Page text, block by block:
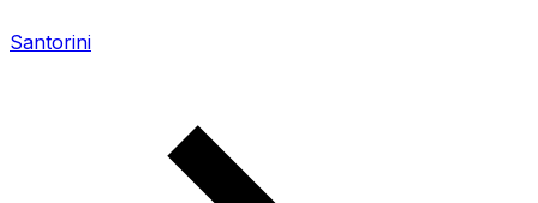
Santorini